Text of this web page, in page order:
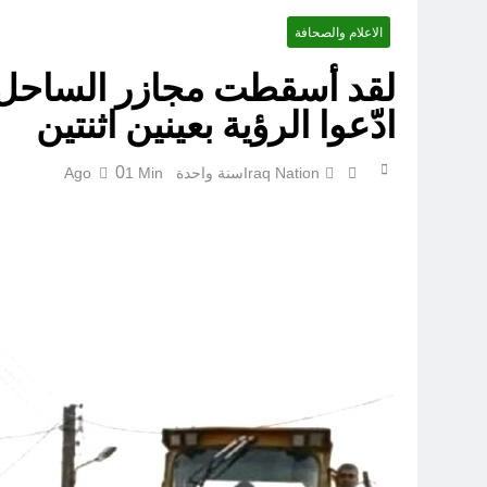
الاعلام والصحافة
لقد أسقطت مجازر الساحل
ادّعوا الرؤية بعينين اثنتين
Iraq Nationسنة واحدة Ago 01 Min